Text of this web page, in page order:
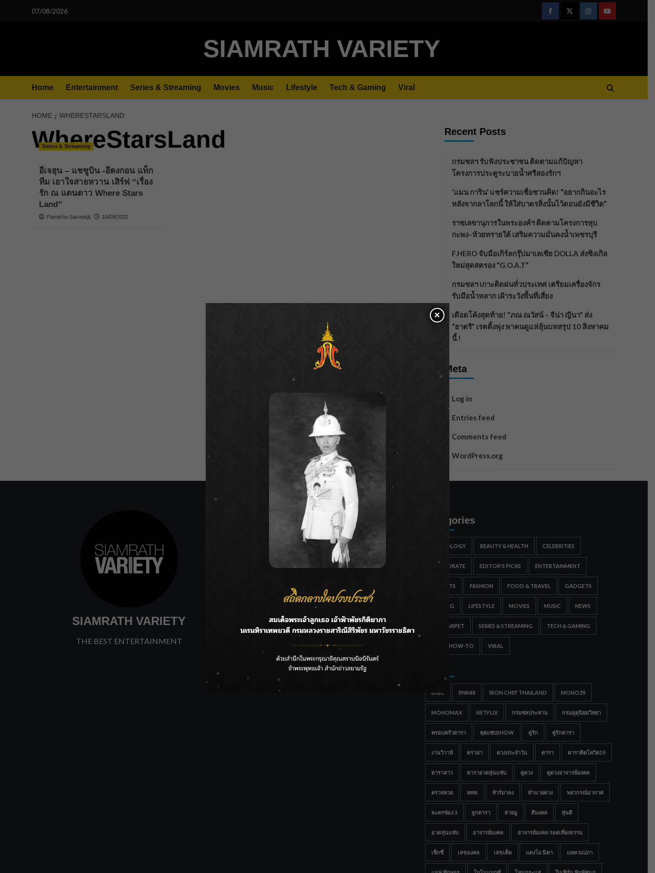
07/08/2026
FacebookTwitterInstagramYoutube
SIAMRATH VARIETY
Home Entertainment Series & Streaming Movies Music Lifestyle Tech & Gaming Viral
HOME WHERESTARSLAND
WhereStarsLand
Series & Streaming
อีเจฮุน – แชซูบิน -อีดงกอน แท็ก
ทีม เอาใจสายหวาน เสิร์ฟ “เรื่อง
รัก ณ แดนดาว Where Stars
Land”
Parnicha Sasookjit 10/09/2022
Recent Posts
กรมชลฯ รับฟังประชาชน ติดตามแก้ปัญหา
โครงการประตูระบายน้ำศรีสองรักฯ
‘แมน การิน’ แชร์ความเชื่อชวนคิด! “อยากกินอะไร
หลังจากลาโลกนี้ ให้ใส่บาตรสิ่งนั้นไว้ตอนยังมีชีวิต”
ราชเลขานุการในพระองค์ฯ ติดตามโครงการหุบ
กะพง–ห้วยทรายใต้ เสริมความมั่นคงน้ำเพชรบุรี
F.HERO จับมือเกิร์ลกรุ๊ปมาเลเซีย DOLLA ส่งซิงเกิล
ใหม่สุดสตรอง “G.O.A.T”
กรมชลฯ เกาะติดฝนทั่วประเทศ เตรียมเครื่องจักร
รับมือน้ำหลาก เฝ้าระวังพื้นที่เสี่ยง
เดือดโค้งสุดท้าย! “ภณ ณวัสน์ – จีน่า ญีนา” ส่ง
“ธาตรี” เรตติ้งพุ่ง พาคนดูแห่ลุ้นบทสรุป 10 สิงหาคม
นี้ !
Meta
Log in
Entries feed
Comments feed
WordPress.org
SIAMRATH VARIETY
THE BEST ENTERTAINMENT
กรมชลฯ รับฟังประชาชน ติดตามแก้ปัญหาโครงการประตู
ลาโลกนี้ ให้ใส่บาตรสิ่งนั้นไว้ตอนยังมีชีวิต”
ราชเลขานุการในพระองค์ฯ ติดตามโครงการหุบกะพง–ห้วย
ทรายใต้ เสริมความมั่นคงน้ำเพชรบุรี
ตรอง “G.O.A.T”
กรมชลฯ เกาะติดฝนทั่วประเทศ เตรียมเครื่องจักรรับมือน้ำ
Categories
ASTROLOGY BEAUTY & HEALTH CELEBRITIES
CORPORATE EDITOR'S PICKS ENTERTAINMENT
ESPORTS FASHION FOOD & TRAVEL GADGETS
GAMING LIFESTYLE MOVIES MUSIC NEWS
RED CARPET SERIES & STREAMING TECH & GAMING
TIPS & HOW-TO VIRAL
BIGC BNK48 IRON CHEF THAILAND MONO29
MONOMAX NETFLIX กรมชลประทาน กรมอุตุนิยมวิทยา
ครอบครัวดารา คุยแซ่บSHOW คู่รัก คู่รักดารา
งานวิวาห์ ดราม่า ดวงประจำวัน ดารา ดาราติดโควิด19
ดาราสาว ดาราอวดหุ่นแซ่บ ดูดวง ดูดวงอาจารย์มงคล
ตรวจหวย ททท. ทัวร์มาลง ทำนายดวง พยากรณ์อากาศ
ละครช่อง 3 ลูกดารา สายมู สีมงคล หุ่นดี
อวดหุ่นแซ่บ อาจารย์มงคล อาจารย์มงคล รอดเที่ยงธรรม
เซ็กซี่ เลขมงคล เลขเด็ด แตงโม นิดา แพท ณปภา
×